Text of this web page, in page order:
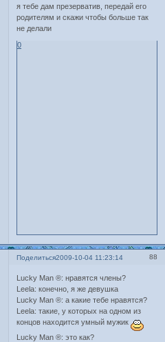
я тебе дам презерватив, передай его
родителям и скажи чтобы больше так
не делали
0
Поделиться 88
2009-10-04 11:23:14
Lucky Man ®: нравятся члены?
Leela: конечно, я же девушка
Lucky Man ®: а какие тебе нравятся?
Leela: такие, у которых на одном из
концов находится умный мужик
Lucky Man ®: это как?